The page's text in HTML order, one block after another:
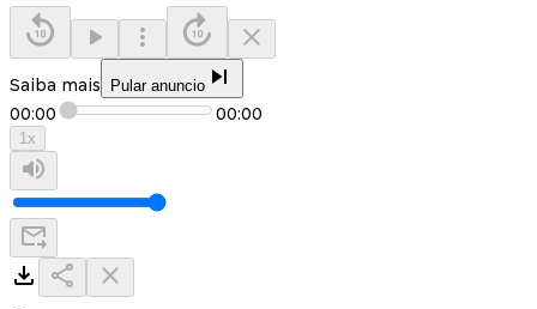
Saiba mais Pular anuncio
00:00 00:00
1x